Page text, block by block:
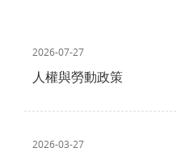
2026-07-27
人權與勞動政策
2026-03-27